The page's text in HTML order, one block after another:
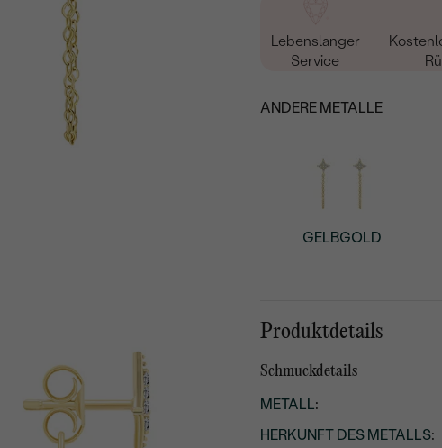
Lebenslanger
Service
ANDERE METALLE
GELBGOLD
Produktdetails
Schmuckdetails
METALL:
HERKUNFT DES METALLS: